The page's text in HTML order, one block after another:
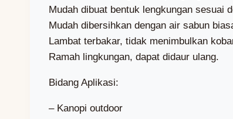
Mudah dibuat bentuk lengkungan sesuai
Mudah dibersihkan dengan air sabun
Lambat terbakar, tidak menimbulkan
Ramah lingkungan, dapat didaur ulang.
Bidang Aplikasi:
– Kanopi outdoor